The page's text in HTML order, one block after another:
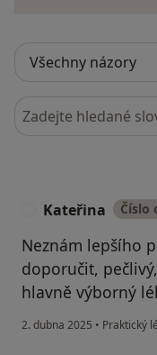
Hledejte v názorech
Kateřina Číslo
Neznám lepšího
doporučit,
hlavně výborný
2. dubna 2025 • Praktický